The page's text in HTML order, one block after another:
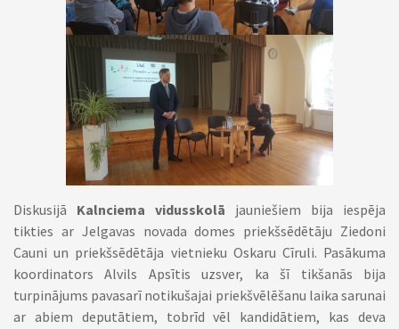
Diskusijā Kalnciema vidusskolā jauniešiem bija iespēja
tikties ar Jelgavas novada domes priekšsēdētāju Ziedoni
Cauni un priekšsēdētāja vietnieku Oskaru Cīruli. Pasākuma
koordinators Alvils Apsītis uzsver, ka šī tikšanās bija
turpinājums pavasarī notikušajai priekšvēlēšanu laika sarunai
ar abiem deputātiem, tobrīd vēl kandidātiem, kas deva